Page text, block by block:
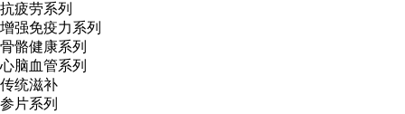
抗疲劳系列
增强免疫力系列
骨骼健康系列
心脑血管系列
传统滋补
参片系列